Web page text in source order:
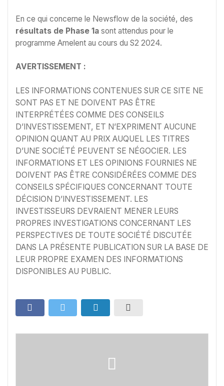
En ce qui concerne le Newsflow de la société, des
résultats de Phase 1a sont attendus pour le
programme Amelent au cours du S2 2024.
AVERTISSEMENT :
LES INFORMATIONS CONTENUES SUR CE SITE NE
SONT PAS ET NE DOIVENT PAS ÊTRE
INTERPRÉTÉES COMME DES CONSEILS
D’INVESTISSEMENT, ET N’EXPRIMENT AUCUNE
OPINION QUANT AU PRIX AUQUEL LES TITRES
D’UNE SOCIÉTÉ PEUVENT SE NÉGOCIER. LES
INFORMATIONS ET LES OPINIONS FOURNIES NE
DOIVENT PAS ÊTRE CONSIDÉRÉES COMME DES
CONSEILS SPÉCIFIQUES CONCERNANT TOUTE
DÉCISION D’INVESTISSEMENT. LES
INVESTISSEURS DEVRAIENT MENER LEURS
PROPRES INVESTIGATIONS CONCERNANT LES
PERSPECTIVES DE TOUTE SOCIÉTÉ DISCUTÉE
DANS LA PRÉSENTE PUBLICATION SUR LA BASE DE
LEUR PROPRE EXAMEN DES INFORMATIONS
DISPONIBLES AU PUBLIC.